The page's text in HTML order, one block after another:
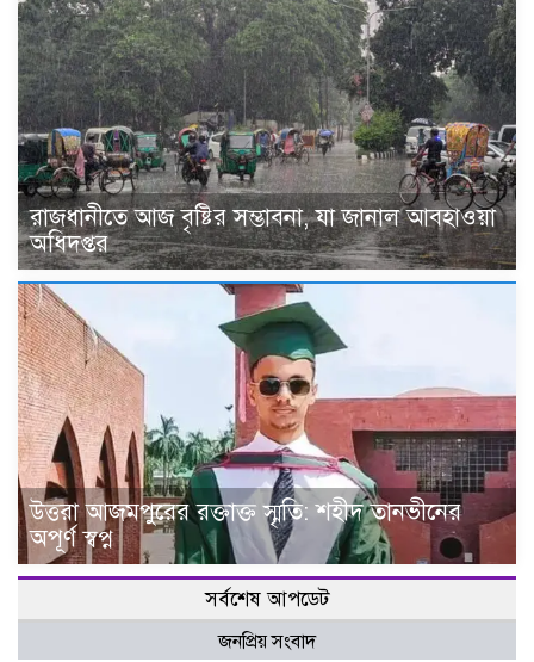
রাজধানীতে আজ বৃষ্টির সম্ভাবনা, যা জানাল আবহাওয়া
অধিদপ্তর
উত্তরা আজমপুরের রক্তাক্ত স্মৃতি: শহীদ তানভীনের
অপূর্ণ স্বপ্ন
সর্বশেষ আপডেট
জনপ্রিয় সংবাদ